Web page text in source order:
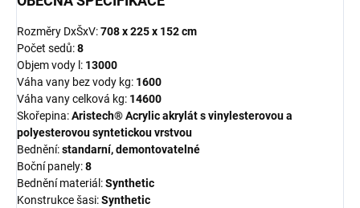
Rozměry DxŠxV:708x 225 x 152 cm
Počet sedů:8
Objem vody l: 13000
Váha vany bez vody kg: 1600
Váha vany celková kg: 14600
Skořepina:Aristech® Acrylic akrylát s vinylesterovou a
polyesterovou syntetickou vrstvou
Bednění:standarní, demontovatelné
Boční panely:8
Bednění materiál:Synthetic
Konstrukce šasi:Synthetic